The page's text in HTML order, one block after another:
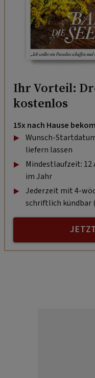
Ihr Vorteil:
kostenlos
15x nach Hause
Wunsch-
liefern lassen
Mindestlaufzeit: 12
im Jahr
Jederzeit mit 4-
schriftlich kündbar